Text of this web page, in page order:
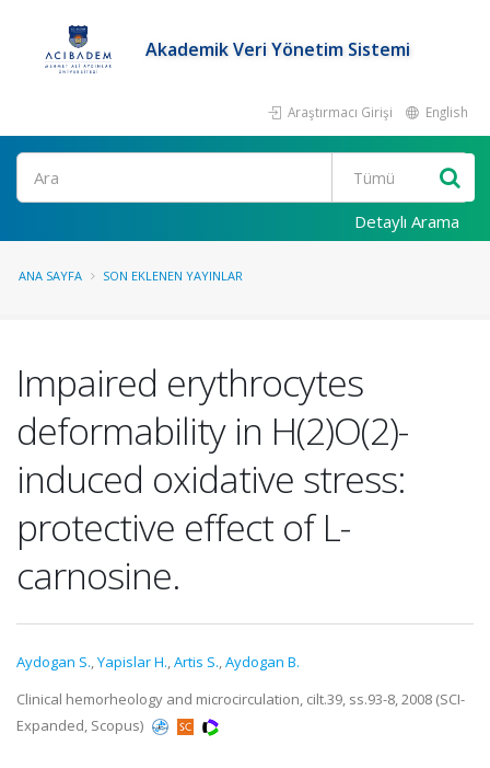
Akademik Veri Yönetim Sistemi
Araştırmacı Girişi English
Ara
Detaylı Arama
ANA SAYFA SON EKLENEN YAYINLAR
Impaired erythrocytes
deformability in H(2)O(2)-
induced oxidative stress:
protective effect of L-
carnosine.
Aydogan S.,Yapislar H.,Artis S.,Aydogan B.
Clinical hemorheology and microcirculation, cilt.39, ss.93-8, 2008 (SCI-
Expanded, Scopus)